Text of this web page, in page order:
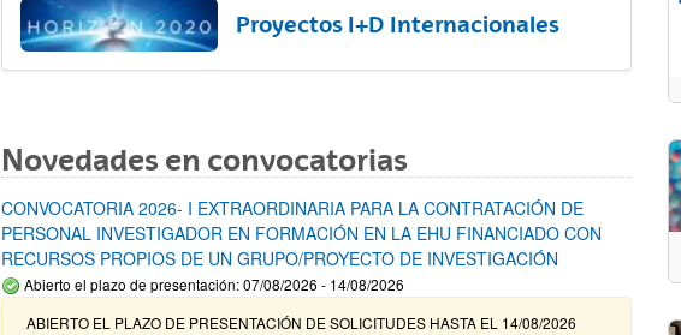
Proyectos I+D Internacionales
Novedades en convocatorias
CONVOCATORIA 2026- I EXTRAORDINARIA PARA LA CONTRATACIÓN DE
PERSONAL INVESTIGADOR EN FORMACIÓN EN LA EHU FINANCIADO CON
RECURSOS PROPIOS DE UN GRUPO/PROYECTO DE INVESTIGACIÓN
Abierto el plazo de presentación: 07/08/2026 - 14/08/2026
ABIERTO EL PLAZO DE PRESENTACIÓN DE SOLICITUDES HASTA EL 14/08/2026